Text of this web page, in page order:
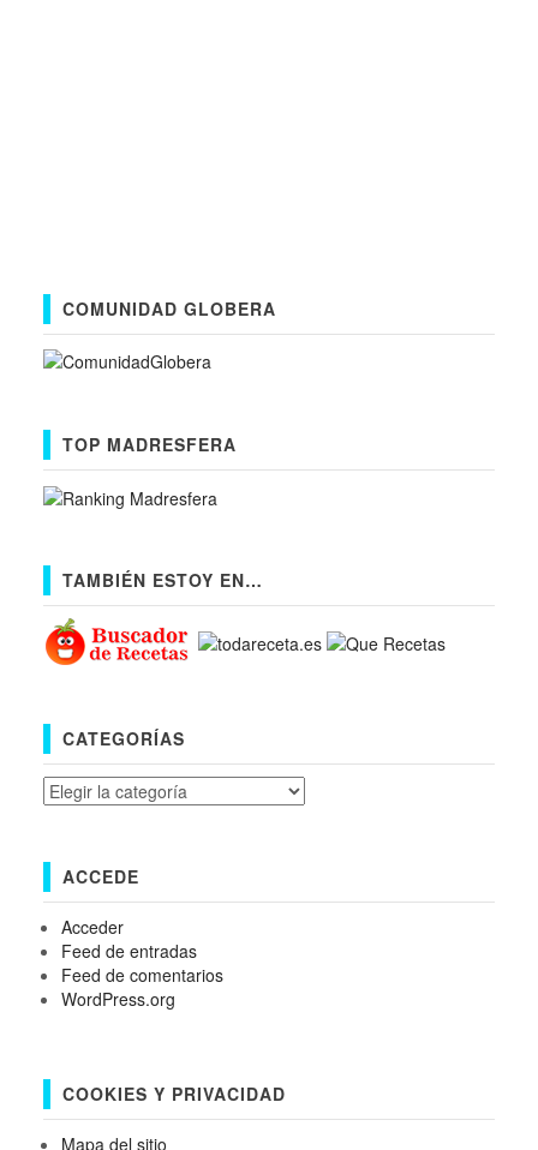
COMUNIDAD GLOBERA
TOP MADRESFERA
TAMBIÉN ESTOY EN…
CATEGORÍAS
Categorías
ACCEDE
Acceder
Feed de entradas
Feed de comentarios
WordPress.org
COOKIES Y PRIVACIDAD
Mapa del sitio